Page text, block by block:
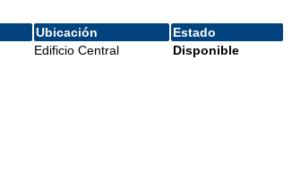
Ubicación
Estado
Edificio Central Disponible